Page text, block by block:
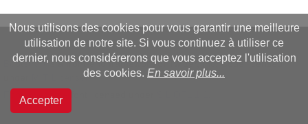
Bootstrapis a front-end framework of Twitter, Inc. Code licensed
MIT License.
Font Awesome
font licensed under
Nous utilisons des cookies pour vous garantir une meilleure
utilisation de notre site. Si vous continuez à utiliser ce
dernier, nous considérerons que vous acceptez l'utilisation
des cookies. En savoir plus...
Accepter